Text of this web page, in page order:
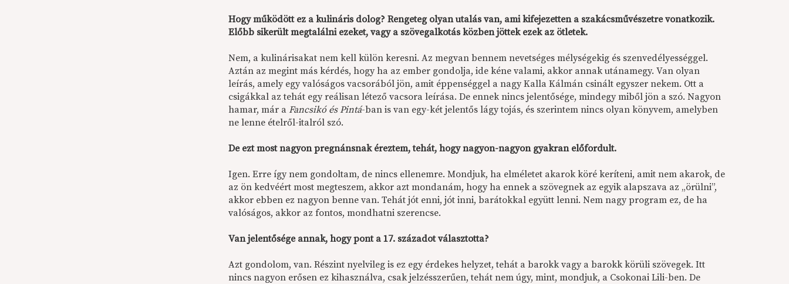
Hogy működött ez a kulináris dolog? Rengeteg olyan utalás van, ami kifejezetten a szakácsművészetre vonatkozik.
Előbb sikerült megtalálni ezeket, vagy a szövegalkotás közben jöttek ezek az ötletek.
Nem, a kulinárisakat nem kell külön keresni. Az megvan bennem nevetséges mélységekig és szenvedélyességgel.
Aztán az megint más kérdés, hogy ha az ember gondolja, ide kéne valami, akkor annak utánamegy. Van olyan
leírás, amely egy valóságos vacsorából jön, amit éppenséggel a nagy Kalla Kálmán csinált egyszer nekem. Ott a
csigákkal az tehát egy reálisan létező vacsora leírása. De ennek nincs jelentősége, mindegy miből jön a szó. Nagyon
hamar, már aFancsikó és Pintá-ban is van egy-két jelentős lágy tojás, és szerintem nincs olyan könyvem, amelyben
ne lenne ételről-italról szó.
De ezt most nagyon pregnánsnak éreztem, tehát, hogy nagyon-nagyon gyakran előfordult.
Igen. Erre így nem gondoltam, de nincs ellenemre. Mondjuk, ha elméletet akarok köré keríteni, amit nem akarok, de
az ön kedvéért most megteszem, akkor azt mondanám, hogy ha ennek a szövegnek az egyik alapszava az „örülni”,
akkor ebben ez nagyon benne van. Tehát jót enni, jót inni, barátokkal együtt lenni. Nem nagy program ez, de ha
valóságos, akkor az fontos, mondhatni szerencse.
Van jelentősége annak, hogy pont a 17. századot választotta?
Azt gondolom, van. Részint nyelvileg is ez egy érdekes helyzet, tehát a barokk vagy a barokk körüli szövegek. Itt
nincs nagyon erősen ez kihasználva, csak jelzésszerűen, tehát nem úgy, mint, mondjuk, a Csokonai Lili-ben. De